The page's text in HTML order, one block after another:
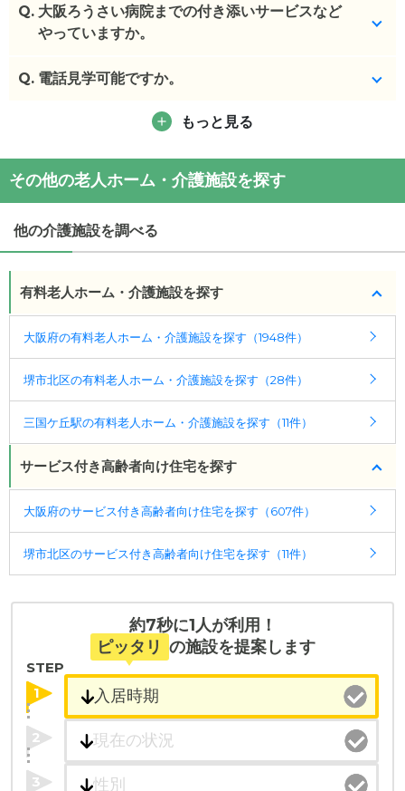
現状利用者で、ろうさい病院に通院中の看取りの方
がいらっしゃいます。
(回答者: 施設担当者,回答日: 2024/03/09)
Q. 大阪ろうさい病院までの付き添いサービスなど
やっていますか。
基本はご家族対応です。30分2200円月送料＋介護
復）にて施設対応も可能です。
(回答者: 施設担当者,回答日: 2024/02/22)
Q. 電話見学可能ですか。
(回答者: 施設担当者,回答日: 2024/03/09)
もっと見る
その他の老人ホーム・介護施設を探す
他の介護施設を調べる
有料老人ホーム・介護施設を探す
大阪府の有料老人ホーム・介護施設を探す（1948件）
堺市北区の有料老人ホーム・介護施設を探す（28件）
三国ケ丘駅の有料老人ホーム・介護施設を探す（11件）
サービス付き高齢者向け住宅を探す
大阪府のサービス付き高齢者向け住宅を探す（607件）
堺市北区のサービス付き高齢者向け住宅を探す（11件）
約7秒に1人が利用！
ピッタリ の施設を提案します
STEP
1
2
3